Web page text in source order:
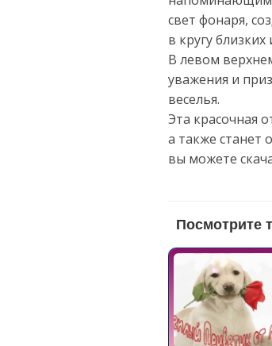
свет фонаря,
в кругу
В левом
уважения и
веселья.
Эта красочная
а также станет
вы можете
Посмотрите